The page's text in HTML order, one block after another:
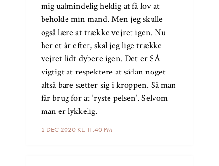
2 DEC 2020 KL. 11:40 PM
mig ualmindelig heldig at få lov at
beholde min mand. Men jeg skulle
også lære at trække vejret igen. Nu
her et år efter, skal jeg lige trække
vejret lidt dybere igen. Det er SÅ
vigtigt at respektere at sådan noget
altså bare sætter sig i kroppen. Så man
får brug for at ‘ryste pelsen’. Selvom
man er lykkelig.